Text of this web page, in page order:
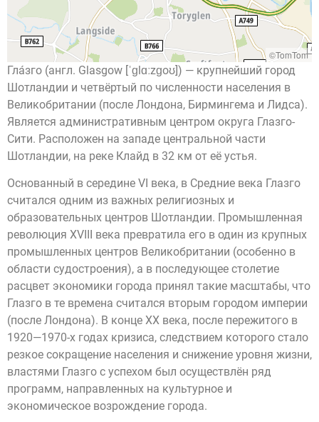
©TomTom
Гла́зго (англ. Glasgow [ˈɡlɑːzɡoʊ]) — крупнейший город
Шотландии и четвёртый по численности населения в
Великобритании (после Лондона, Бирмингема и Лидса).
Является административным центром округа Глазго-
Сити. Расположен на западе центральной части
Шотландии, на реке Клайд в 32 км от её устья.
Основанный в середине VI века, в Средние века Глазго
считался одним из важных религиозных и
образовательных центров Шотландии. Промышленная
революция XVIII века превратила его в один из крупных
промышленных центров Великобритании (особенно в
области судостроения), а в последующее столетие
расцвет экономики города принял такие масштабы, что
Глазго в те времена считался вторым городом империи
(после Лондона). В конце XX века, после пережитого в
1920—1970-х годах кризиса, следствием которого стало
резкое сокращение населения и снижение уровня жизни,
властями Глазго с успехом был осуществлён ряд
программ, направленных на культурное и
экономическое возрождение города.